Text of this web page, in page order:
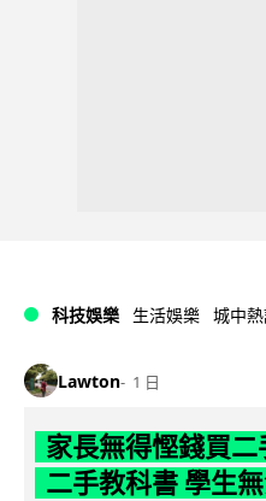
科技娛樂 生活娛樂 城中
Lawton 1 日
家長無得慳錢買
二手教科書 學生